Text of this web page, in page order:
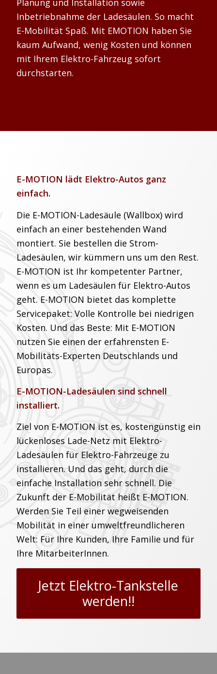
Planung und Installation sowie
Inbetriebnahme der Ladesäulen. So macht
E-Mobilität Spaß. Mit EMOTION haben Sie
kaum Aufwand, wenig Kosten und können
mit Ihrem Elektro-Fahrzeug sofort
durchstarten.
E-MOTION lädt Elektro-Autos ganz
einfach.
Die E-MOTION-Ladesäule (Wallbox) wird
einfach an einer bestehenden Wand
montiert. Sie bestellen die Strom-
Ladesäulen, wir kümmern uns um den Rest.
E-MOTION ist Ihr kompetenter Partner,
wenn es um Ladesäulen für Elektro-Autos
geht. E-MOTION bietet das komplette
Servicepaket: Volle Kontrolle bei niedrigen
Kosten. Und das Beste: Mit E-MOTION
nutzen Sie einen der erfahrensten E-
Mobilitäts-Experten Deutschlands und
Europas.
E-MOTION-Ladesäulen sind schnell
installiert.
Ziel von E-MOTION ist es, kostengünstig ein
lückenloses Lade-Netz mit Elektro-
Ladesäulen für Elektro-Fahrzeuge zu
installieren. Und das geht, durch die
einfache Installation sehr schnell. Die
Zukunft der E-Mobilität heißt E-MOTION.
Werden Sie Teil einer wegweisenden
Mobilität in einer umweltfreundlicheren
Welt: Für Ihre Kunden, Ihre Familie und für
Ihre MitarbeiterInnen.
Jetzt Elektro-Tankstelle
werden!!